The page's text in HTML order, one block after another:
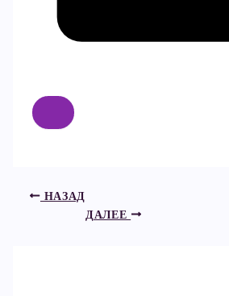
НАЗАД
ДАЛЕЕ